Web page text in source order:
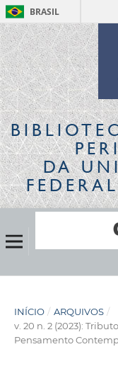
BRASIL
DA
INÍCIO / ARQUIVOS /
v. 20 n. 2 (2023):
Pensamento